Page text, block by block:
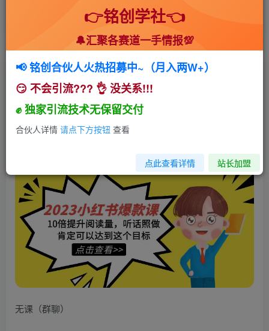
首页 🍻会员专享 🆓网创项目 正文
2023小红书·爆款课，10倍提升阅读量，听话照做
肯定可以达到这个目标
小助手
251 4
无课（群聊）
👉铭创学社👈
🔔汇聚各赛道一手情报💯
📢 铭创合伙人火热招募中~（月入两W+）
😏 不会引流??? 👌 没关系!!!
✊ 独家引流技术无保留交付
合伙人详情 请点下方按钮 查看
点此查看详情 站长加盟